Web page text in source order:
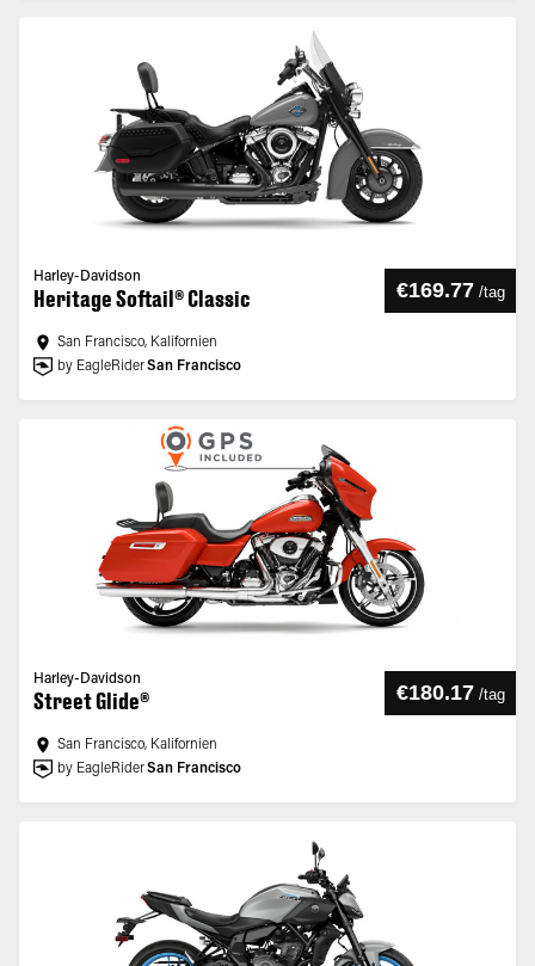
Harley-Davidson
Heritage Softail® Classic €169.77 /tag
San Francisco, Kalifornien
by EagleRiderSan Francisco
Harley-Davidson
Street Glide® €180.17 /tag
San Francisco, Kalifornien
by EagleRiderSan Francisco